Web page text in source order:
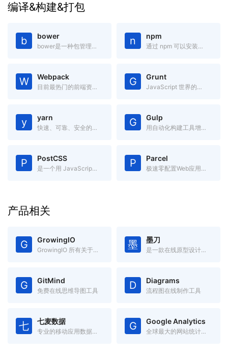
编译&构建&打包
b bower
bower是一种包管理器,它可用于搜索、安装和卸载如JavaScript、HTML、CSS之类的网络资源。 n npm
通过 npm 可以安装、共享、分发代码,管理项目依赖关系。
W Webpack
目前最热门的前端资源模块化管理和打包工具 G Grunt
JavaScript 世界的构建工具
y yarn
快速、可靠、安全的依赖管理。 G Gulp
用自动化构建工具增强你的工作流程
P PostCSS
是一个用 JavaScript 工具和插件转换 CSS 代码的工具 P Parcel
极速零配置Web应用打包工具
产品相关
G GrowingIO
GrowingIO 所有关于「增长」的电子书 墨 墨刀
是一款在线原型设计与远程协作平台
G GitMind
免费在线思维导图工具 D Diagrams
流程图在线制作工具
七 七麦数据
专业的移动应用数据分析平台 G Google Analytics
全球最大的网站统计和分析工具